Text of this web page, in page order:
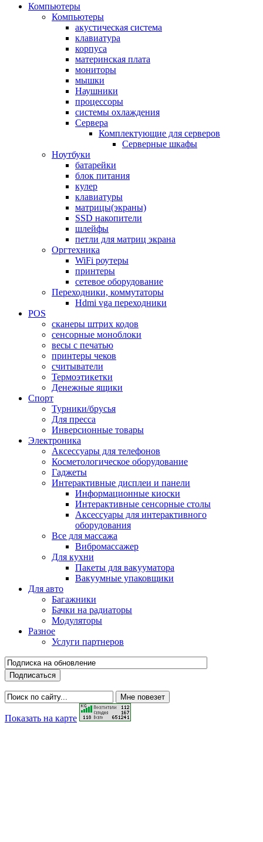
Компьютеры
Компьютеры
акустическая система
клавиатура
корпуса
материнская плата
мониторы
мышки
Наушники
процессоры
системы охлаждения
Сервера
Комплектующие для серверов
Серверные шкафы
Ноутбуки
батарейки
блок питания
кулер
клавиатуры
матрицы(экраны)
SSD накопители
шлейфы
петли для матриц экрана
Оргтехника
WiFi роутеры
принтеры
сетевое оборудование
Переходники, коммутаторы
Hdmi vga переходники
POS
сканеры штрих кодов
сенсорные моноблоки
весы с печатью
принтеры чеков
считыватели
Термоэтикетки
Денежные ящики
Спорт
Турники/брусья
Для пресса
Инверсионные товары
Электроника
Аксессуары для телефонов
Косметологическое оборудование
Гаджеты
Интерактивные дисплеи и панели
Информационные киоски
Интерактивные сенсорные столы
Аксессуары для интерактивного
оборудования
Все для массажа
Вибромассажер
Для кухни
Пакеты для вакууматора
Вакуумные упаковщики
Для авто
Багажники
Бачки на радиаторы
Модуляторы
Разное
Услуги партнеров
Показать на карте